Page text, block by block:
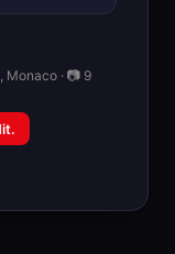
Monaco · 📷 9